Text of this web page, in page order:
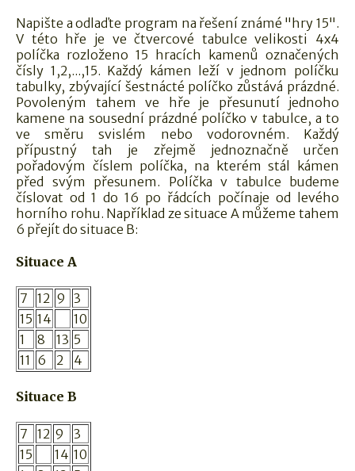
Napište a odlaďte program na řešení známé "hry 15".
V této hře je ve čtvercové tabulce velikosti 4x4
políčka rozloženo 15 hracích kamenů označených
čísly 1,2,...,15. Každý kámen leží v jednom políčku
tabulky, zbývající šestnácté políčko zůstává prázdné.
Povoleným tahem ve hře je přesunutí jednoho
kamene na sousední prázdné políčko v tabulce, a to
ve směru svislém nebo vodorovném. Každý
přípustný tah je zřejmě jednoznačně určen
pořadovým číslem políčka, na kterém stál kámen
před svým přesunem. Políčka v tabulce budeme
číslovat od 1 do 16 po řádcích počínaje od levého
horního rohu. Například ze situace A můžeme tahem
6 přejít do situace B:
Situace A
7 12 9 3
15 14
10
1
8 13 5
11 6 2 4
Situace B
7 12 9
3
15
14 10